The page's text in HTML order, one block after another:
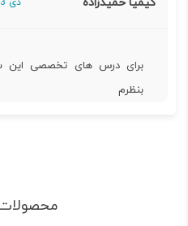
برای درس های تخصصی این
بنظرم